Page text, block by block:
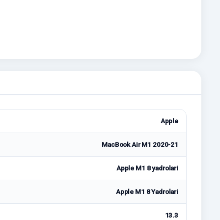
Apple
MacBook Air M1 2020-21
Apple M1 8 yadrolari
Apple M1 8 Yadrolari
13.3